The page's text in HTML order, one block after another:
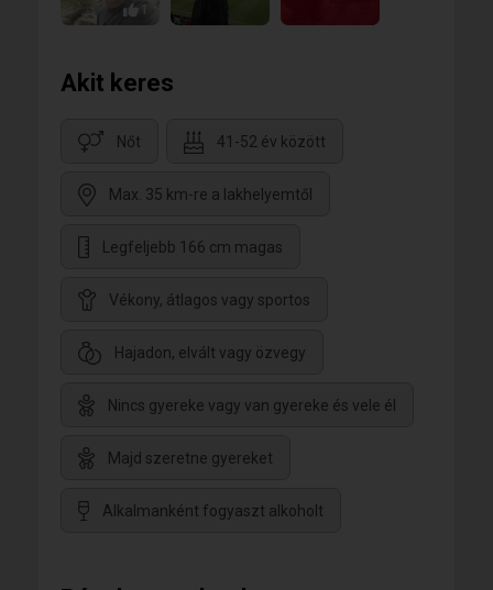
1
Akit keres
Nőt 41-52 év között
Max. 35 km-re a lakhelyemtől
Legfeljebb 166 cm magas
Vékony, átlagos vagy sportos
Hajadon, elvált vagy özvegy
Nincs gyereke vagy van gyereke és vele él
Majd szeretne gyereket
Alkalmanként fogyaszt alkoholt